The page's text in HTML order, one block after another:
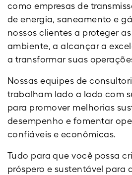
como empresas de
de energia, saneamento e
nossos clientes a proteger
ambiente, a alcançar a
a transformar suas
Nossas equipes de
trabalham lado a lado com
para promover melhorias
desempenho e fomentar
confiáveis e econômicas.
Tudo para que você possa
próspero e sustentável para